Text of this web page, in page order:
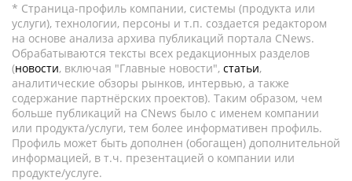
* Страница-профиль компании, системы (продукта или
услуги), технологии, персоны и т.п. создается редактором
на основе анализа архива публикаций портала CNews.
Обрабатываются тексты всех редакционных разделов
(новости, включая "Главные новости", статьи,
аналитические обзоры рынков, интервью, а также
содержание партнёрских проектов). Таким образом, чем
больше публикаций на CNews было с именем компании
или продукта/услуги, тем более информативен профиль.
Профиль может быть дополнен (обогащен) дополнительной
информацией, в т.ч. презентацией о компании или
продукте/услуге.